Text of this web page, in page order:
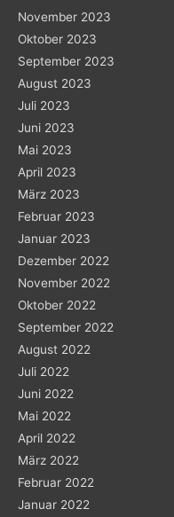
November 2023
Oktober 2023
September 2023
August 2023
Juli 2023
Juni 2023
Mai 2023
April 2023
März 2023
Februar 2023
Januar 2023
Dezember 2022
November 2022
Oktober 2022
September 2022
August 2022
Juli 2022
Juni 2022
Mai 2022
April 2022
März 2022
Februar 2022
Januar 2022